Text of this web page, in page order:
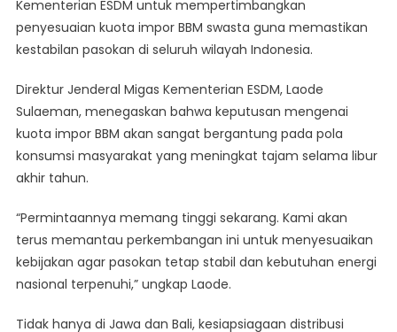
Kementerian ESDM untuk mempertimbangkan
penyesuaian kuota impor BBM swasta guna memastikan
kestabilan pasokan di seluruh wilayah Indonesia.
Direktur Jenderal Migas Kementerian ESDM, Laode
Sulaeman, menegaskan bahwa keputusan mengenai
kuota impor BBM akan sangat bergantung pada pola
konsumsi masyarakat yang meningkat tajam selama libur
akhir tahun.
“Permintaannya memang tinggi sekarang. Kami akan
terus memantau perkembangan ini untuk menyesuaikan
kebijakan agar pasokan tetap stabil dan kebutuhan energi
nasional terpenuhi,” ungkap Laode.
Tidak hanya di Jawa dan Bali, kesiapsiagaan distribusi